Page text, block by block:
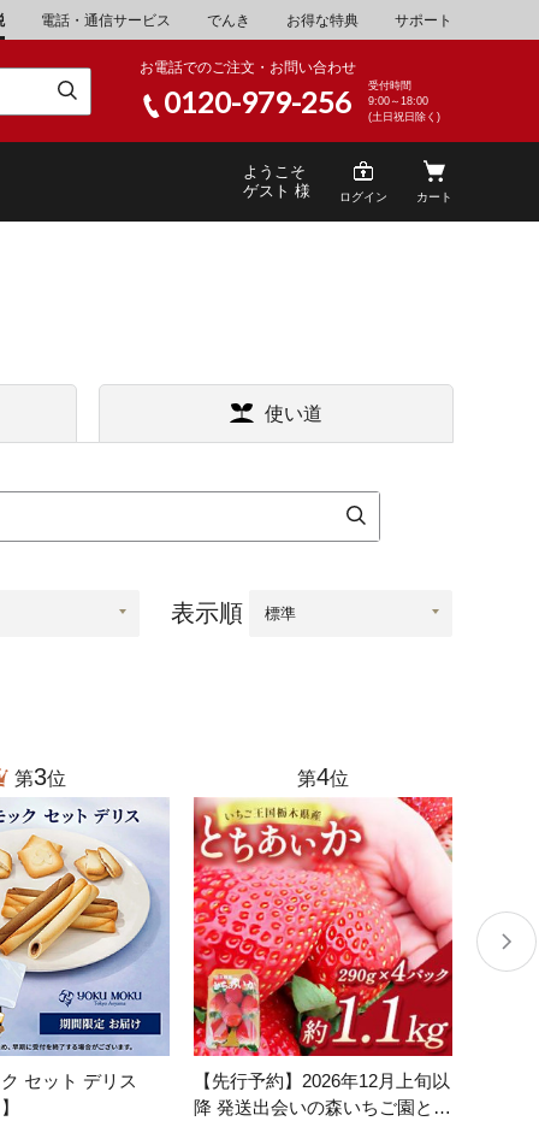
電話・通信サービス でんき お得な特典 サポート
お電話でのご注文・お問い合わせ
0120-979-256
受付時間
9:00～18:00
(土日祝日除く)
\200,001～500,000
県 高森町
県 玖珠町
県 延岡市 都城市
県 東串良町
恩納村
ようこそ
ゲスト 様
ログイン カート
使い道
表示順
第3位
セット デリス
第4位
【先行予約】2026年12月上旬以
降 発送出会いの森いちご園とち